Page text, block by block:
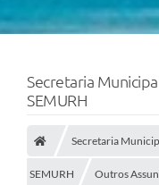
Secretaria
SEMURH
Secretaria
SEMURH Outros